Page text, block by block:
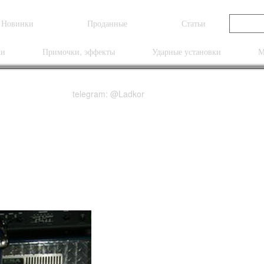
Новинки Проданные Статьи
Примочки, эффекты Ударные установки
telegram: @Ladkor